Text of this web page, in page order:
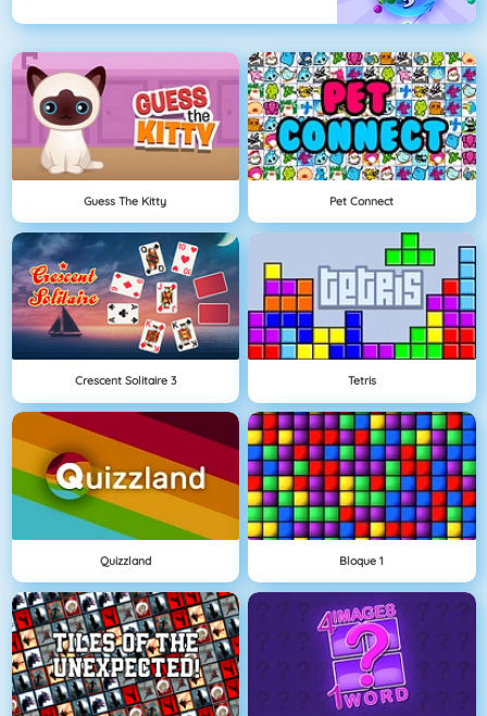
Guess The Kitty Pet Connect
Crescent Solitaire 3 Tetris
Quizzland Bloque 1